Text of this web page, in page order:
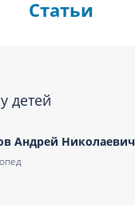
Статьи
детей
Андрей Николаевич